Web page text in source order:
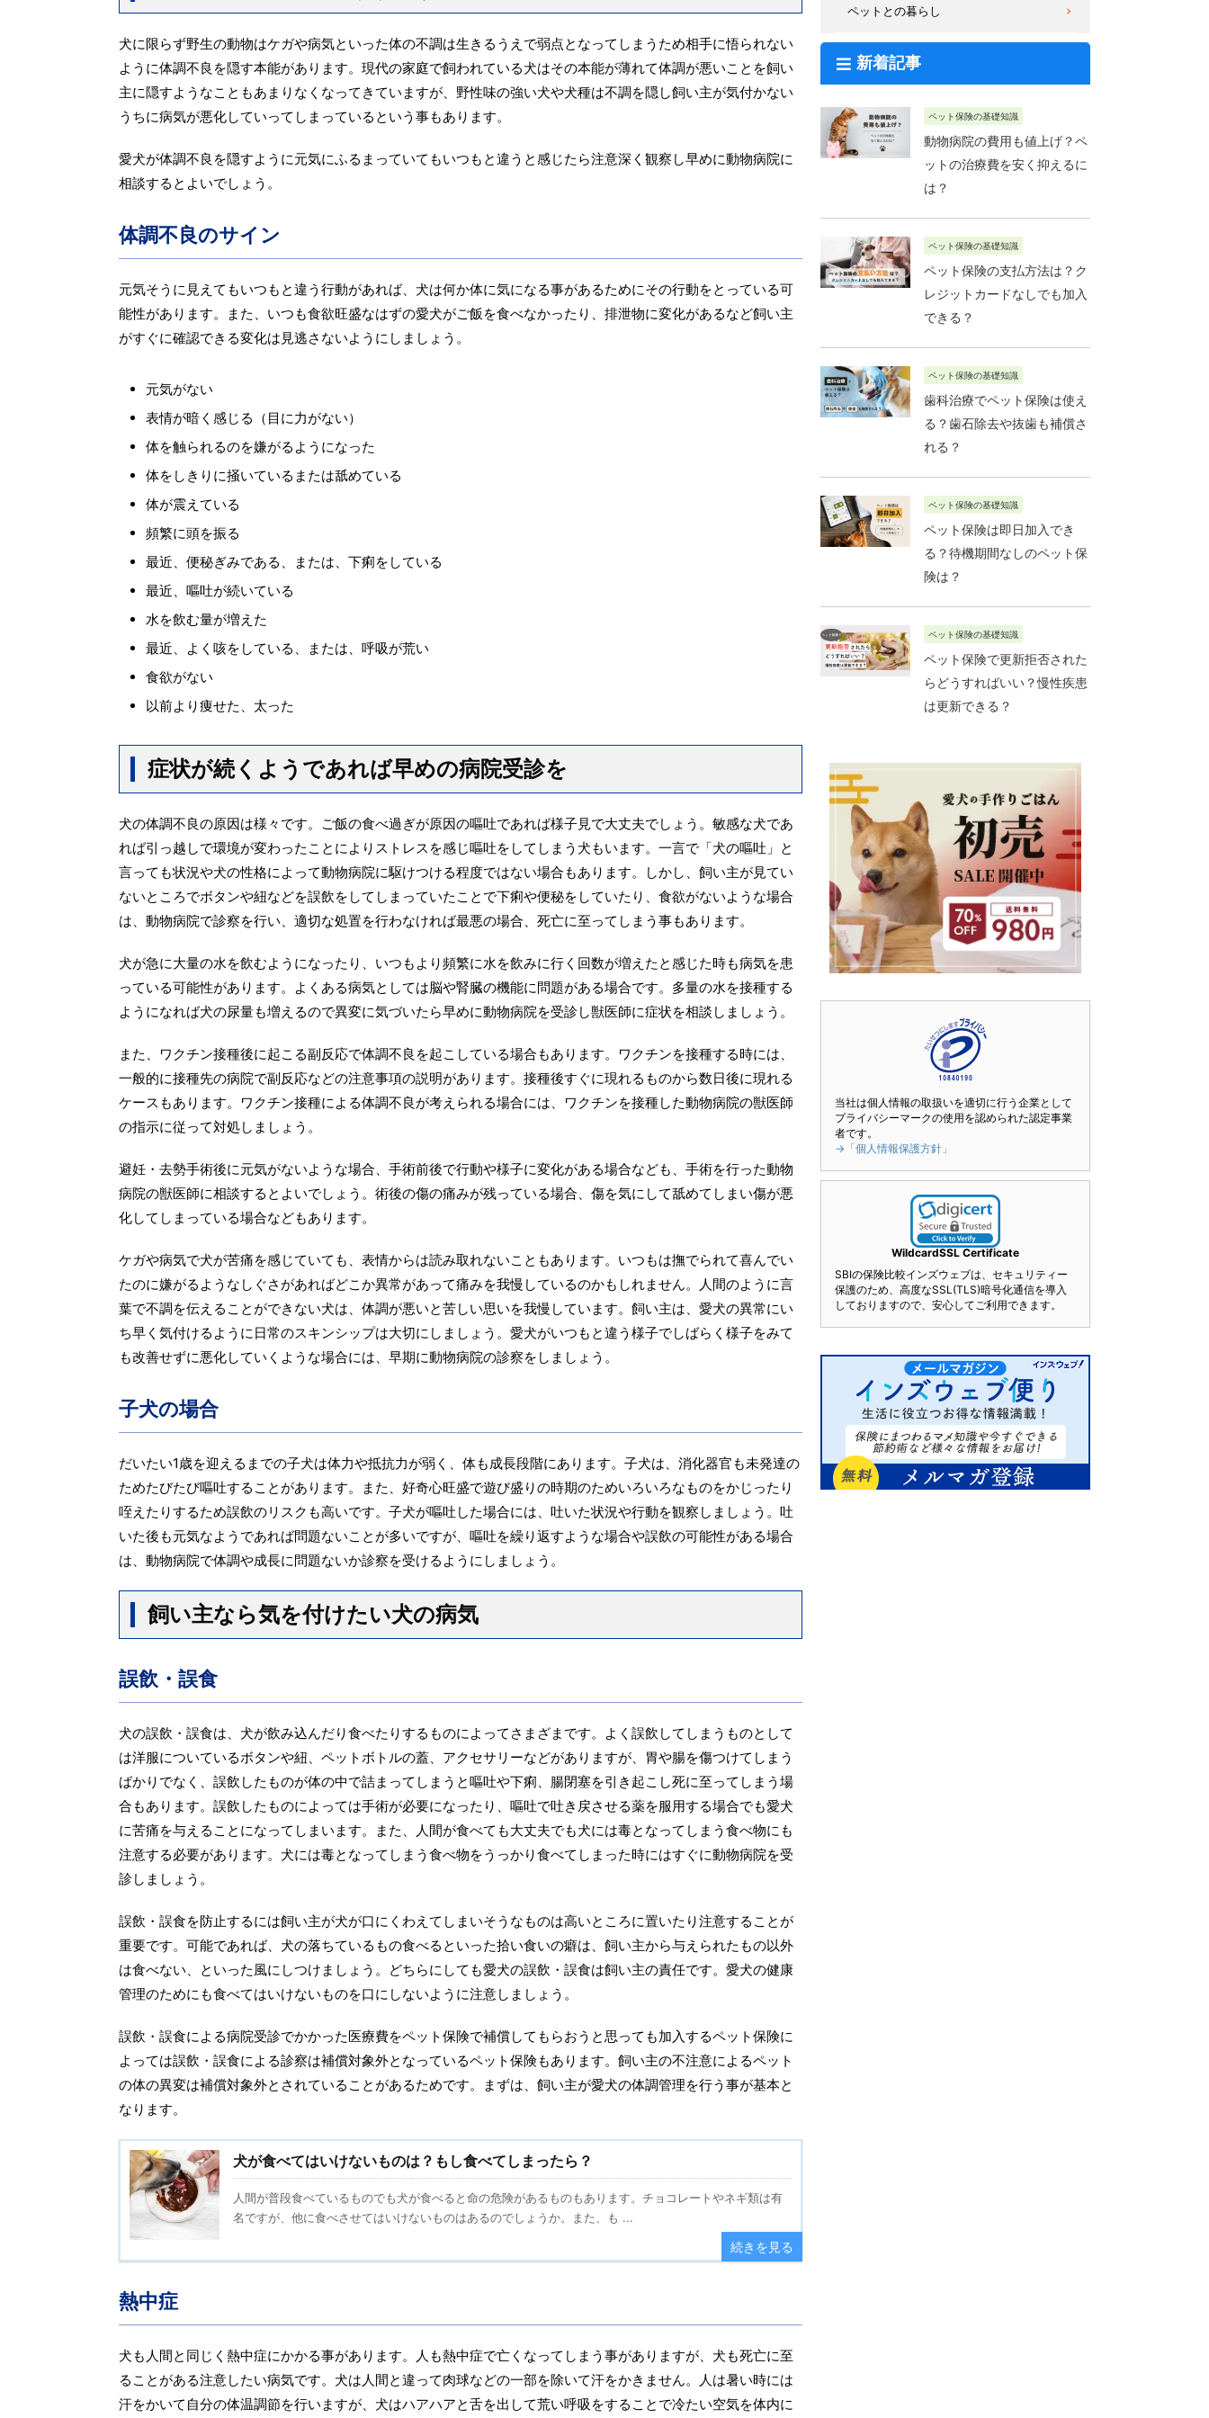
犬に限らず野生の動物はケガや病気といった体の不調は生きるうえで弱点となってしまうため相手に悟られない
ように体調不良を隠す本能があります。現代の家庭で飼われている犬はその本能が薄れて体調が悪いことを飼い
主に隠すようなこともあまりなくなってきていますが、野性味の強い犬や犬種は不調を隠し飼い主が気付かない
うちに病気が悪化していってしまっているという事もあります。
愛犬が体調不良を隠すように元気にふるまっていてもいつもと違うと感じたら注意深く観察し早めに動物病院に
相談するとよいでしょう。
体調不良のサイン
元気そうに見えてもいつもと違う行動があれば、犬は何か体に気になる事があるためにその行動をとっている可
能性があります。また、いつも食欲旺盛なはずの愛犬がご飯を食べなかったり、排泄物に変化があるなど飼い主
がすぐに確認できる変化は見逃さないようにしましょう。
元気がない
表情が暗く感じる（目に力がない）
体を触られるのを嫌がるようになった
体をしきりに掻いているまたは舐めている
体が震えている
頻繁に頭を振る
最近、便秘ぎみである、または、下痢をしている
最近、嘔吐が続いている
水を飲む量が増えた
最近、よく咳をしている、または、呼吸が荒い
食欲がない
以前より痩せた、太った
症状が続くようであれば早めの病院受診を
犬の体調不良の原因は様々です。ご飯の食べ過ぎが原因の嘔吐であれば様子見で大丈夫でしょう。敏感な犬であ
れば引っ越しで環境が変わったことによりストレスを感じ嘔吐をしてしまう犬もいます。一言で「犬の嘔吐」と
言っても状況や犬の性格によって動物病院に駆けつける程度ではない場合もあります。しかし、飼い主が見てい
ないところでボタンや紐などを誤飲をしてしまっていたことで下痢や便秘をしていたり、食欲がないような場合
は、動物病院で診察を行い、適切な処置を行わなければ最悪の場合、死亡に至ってしまう事もあります。
犬が急に大量の水を飲むようになったり、いつもより頻繁に水を飲みに行く回数が増えたと感じた時も病気を患
っている可能性があります。よくある病気としては脳や腎臓の機能に問題がある場合です。多量の水を接種する
ようになれば犬の尿量も増えるので異変に気づいたら早めに動物病院を受診し獣医師に症状を相談しましょう。
また、ワクチン接種後に起こる副反応で体調不良を起こしている場合もあります。ワクチンを接種する時には、
一般的に接種先の病院で副反応などの注意事項の説明があります。接種後すぐに現れるものから数日後に現れる
ケースもあります。ワクチン接種による体調不良が考えられる場合には、ワクチンを接種した動物病院の獣医師
の指示に従って対処しましょう。
避妊・去勢手術後に元気がないような場合、手術前後で行動や様子に変化がある場合なども、手術を行った動物
病院の獣医師に相談するとよいでしょう。術後の傷の痛みが残っている場合、傷を気にして舐めてしまい傷が悪
化してしまっている場合などもあります。
ケガや病気で犬が苦痛を感じていても、表情からは読み取れないこともあります。いつもは撫でられて喜んでい
たのに嫌がるようなしぐさがあればどこか異常があって痛みを我慢しているのかもしれません。人間のように言
葉で不調を伝えることができない犬は、体調が悪いと苦しい思いを我慢しています。飼い主は、愛犬の異常にい
ち早く気付けるように日常のスキンシップは大切にしましょう。愛犬がいつもと違う様子でしばらく様子をみて
も改善せずに悪化していくような場合には、早期に動物病院の診察をしましょう。
子犬の場合
だいたい1歳を迎えるまでの子犬は体力や抵抗力が弱く、体も成長段階にあります。子犬は、消化器官も未発達の
ためたびたび嘔吐することがあります。また、好奇心旺盛で遊び盛りの時期のためいろいろなものをかじったり
咥えたりするため誤飲のリスクも高いです。子犬が嘔吐した場合には、吐いた状況や行動を観察しましょう。吐
いた後も元気なようであれば問題ないことが多いですが、嘔吐を繰り返すような場合や誤飲の可能性がある場合
は、動物病院で体調や成長に問題ないか診察を受けるようにしましょう。
飼い主なら気を付けたい犬の病気
誤飲・誤食
犬の誤飲・誤食は、犬が飲み込んだり食べたりするものによってさまざまです。よく誤飲してしまうものとして
は洋服についているボタンや紐、ペットボトルの蓋、アクセサリーなどがありますが、胃や腸を傷つけてしまう
ばかりでなく、誤飲したものが体の中で詰まってしまうと嘔吐や下痢、腸閉塞を引き起こし死に至ってしまう場
合もあります。誤飲したものによっては手術が必要になったり、嘔吐で吐き戻させる薬を服用する場合でも愛犬
に苦痛を与えることになってしまいます。また、人間が食べても大丈夫でも犬には毒となってしまう食べ物にも
注意する必要があります。犬には毒となってしまう食べ物をうっかり食べてしまった時にはすぐに動物病院を受
診しましょう。
誤飲・誤食を防止するには飼い主が犬が口にくわえてしまいそうなものは高いところに置いたり注意することが
重要です。可能であれば、犬の落ちているもの食べるといった拾い食いの癖は、飼い主から与えられたもの以外
は食べない、といった風にしつけましょう。どちらにしても愛犬の誤飲・誤食は飼い主の責任です。愛犬の健康
管理のためにも食べてはいけないものを口にしないように注意しましょう。
誤飲・誤食による病院受診でかかった医療費をペット保険で補償してもらおうと思っても加入するペット保険に
よっては誤飲・誤食による診察は補償対象外となっているペット保険もあります。飼い主の不注意によるペット
の体の異変は補償対象外とされていることがあるためです。まずは、飼い主が愛犬の体調管理を行う事が基本と
なります。
犬が食べてはいけないものは？もし食べてしまったら？
人間が普段食べているものでも犬が食べると命の危険があるものもあります。チョコレートやネギ類は有
名ですが、他に食べさせてはいけないものはあるのでしょうか。また、も ...
続きを見る
熱中症
犬も人間と同じく熱中症にかかる事があります。人も熱中症で亡くなってしまう事がありますが、犬も死亡に至
ることがある注意したい病気です。犬は人間と違って肉球などの一部を除いて汗をかきません。人は暑い時には
汗をかいて自分の体温調節を行いますが、犬はハアハアと舌を出して荒い呼吸をすることで冷たい空気を体内に
ペットとの暮らし
新着記事
ペット保険の基礎知識
動物病院の費用も値上げ？ペ
ットの治療費を安く抑えるに
は？
ペット保険の基礎知識
ペット保険の支払方法は？ク
レジットカードなしでも加入
できる？
ペット保険の基礎知識
歯科治療でペット保険は使え
る？歯石除去や抜歯も補償さ
れる？
ペット保険の基礎知識
ペット保険は即日加入でき
る？待機期間なしのペット保
険は？
ペット保険の基礎知識
ペット保険で更新拒否された
らどうすればいい？慢性疾患
は更新できる？
当社は個人情報の取扱いを適切に行う企業として
プライバシーマークの使用を認められた認定事業
者です。
→「個人情報保護方針」
WildcardSSL Certificate
SBIの保険比較インズウェブは、セキュリティー
保護のため、高度なSSL(TLS)暗号化通信を導入
しておりますので、安心してご利用できます。